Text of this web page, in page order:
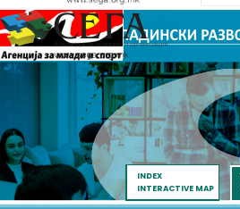
INDEX
INTERACTIVE MAP